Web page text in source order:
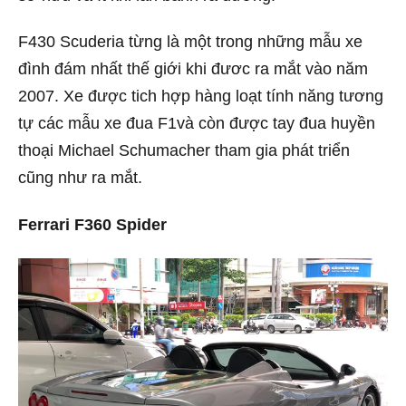
F430 Scuderia từng là một trong những mẫu xe
đình đám nhất thế giới khi đươc ra mắt vào năm
2007. Xe được tich hợp hàng loạt tính năng tương
tự các mẫu xe đua F1và còn được tay đua huyền
thoại Michael Schumacher tham gia phát triển
cũng như ra mắt.
Ferrari F360 Spider